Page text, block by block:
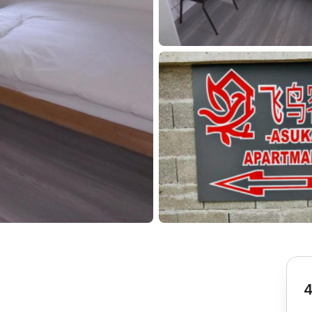
Valjevo
Pirot
Vršac
Gornji Milanovac Leskovac
Požarevac Senta
Sremska
Ljubovija
Negotin